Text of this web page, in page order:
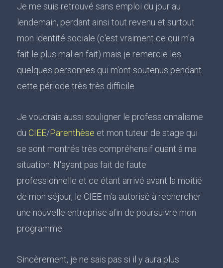
Je me suis retrouvé sans emploi du jour au
lendemain, perdant ainsi tout revenu et surtout
mon identité sociale (c'est vraiment ce qui m'a
fait le plus mal en fait) mais je remercie les
quelques personnes qui m'ont soutenus pendant
cette période très très difficile.
Je voudrais aussi souligner le professionnalisme
du CIEE/Parenthèse et mon tuteur de stage qui
se sont montrés très compréhensif quant à ma
situation. N'ayant pas fait de faute
professionnelle et ce étant arrivé avant la moitié
de mon séjour, le CIEE m'a autorisé à rechercher
une nouvelle entreprise afin de poursuivre mon
programme.
Sincèrement, je ne sais pas si il y aura plus